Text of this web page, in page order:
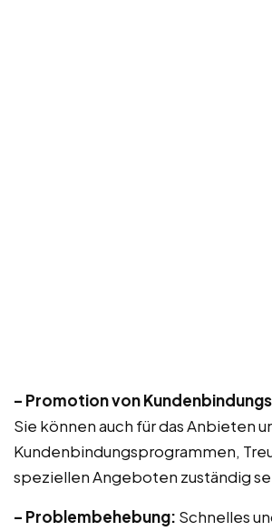
– Promotion von
Sie können auch für das Anbieten
Kundenbindungsprogrammen,
speziellen Angeboten zuständig
– Problembehebung: Schnelles